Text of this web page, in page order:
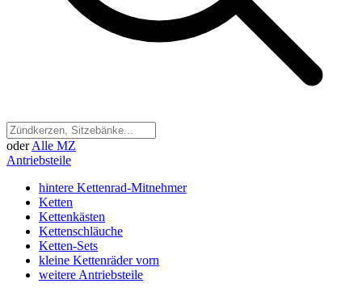
oder Alle MZ
Antriebsteile
hintere Kettenrad-Mitnehmer
Ketten
Kettenkästen
Kettenschläuche
Ketten-Sets
kleine Kettenräder vorn
weitere Antriebsteile